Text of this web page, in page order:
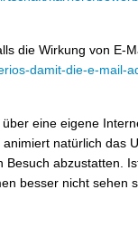
die Wirkung von E-
damit-die-e-mail-
eine eigene
natürlich das
abzustatten.
besser nicht sehen